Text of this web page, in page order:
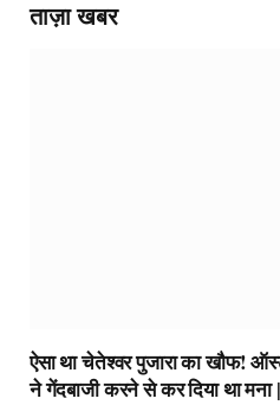
ताज़ा खबर
ऐसा था चेतेश्वर पुजारा का खौफ!
ने गेंदबाजी करने से कर दिया था